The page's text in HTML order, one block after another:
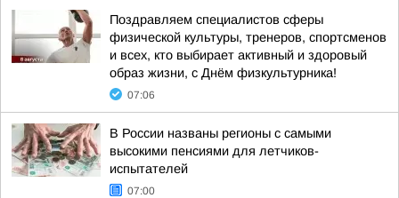
Поздравляем специалистов сферы
физической культуры, тренеров, спортсменов
и всех, кто выбирает активный и здоровый
образ жизни, с Днём физкультурника!
07:06
В России названы регионы с самыми
высокими пенсиями для летчиков-
испытателей
07:00